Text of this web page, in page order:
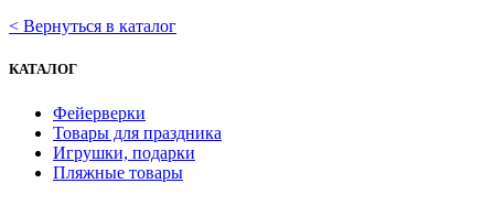
< Вернуться в каталог
КАТАЛОГ
Фейерверки
Товары для праздника
Игрушки, подарки
Пляжные товары